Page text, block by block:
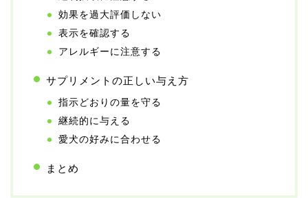
効果を過大評価しない
表示を確認する
アレルギーに注意する
サプリメントの正しい与え方
指示どおりの量を守る
継続的に与える
愛犬の好みに合わせる
まとめ